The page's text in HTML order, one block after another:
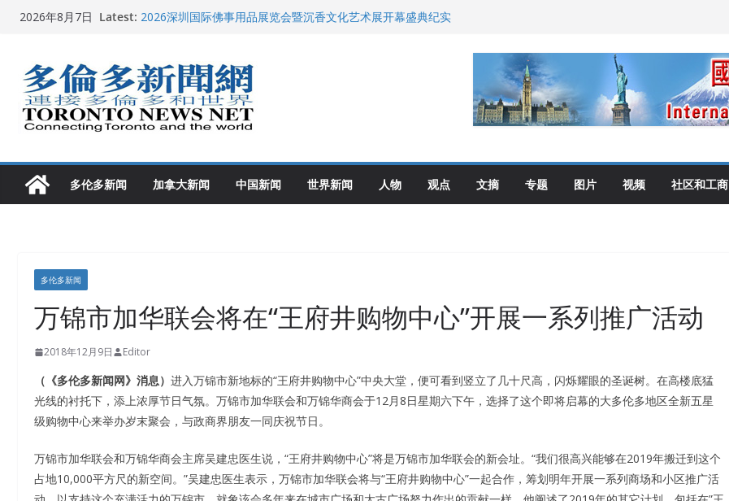
Skip2026年8月7日 Latest: 2026深圳国际佛事用品展览会暨沉香文化艺术展开幕盛典纪实
2026加拿大青少年儿童绘画比赛颁奖典礼多伦多举行
龚晓华参加多伦多骄傲大游行 与市民分享竞选理念
多伦多市长选举拉开帷幕 多名华人候选人宣布角逐
多伦多新闻 加拿大新闻 中国新闻 世界新闻 人物 观点 文摘 专题 图片 视频 社区和工商
多伦多新闻
万锦市加华联会将在“王府井购物中心”开展一系列推广活动
2018年12月9日 Editor
（《多伦多新闻网》消息） 进入万锦市新地标的“王府井购物中心”中央大堂，便可看到竖立了几十尺高，闪烁耀眼的圣诞树。在高楼底猛
光线的衬托下，添上浓厚节日气氛。万锦市加华联会和万锦华商会于12月8日星期六下午，选择了这个即将启幕的大多伦多地区全新五星
级购物中心来举办岁末聚会，与政商界朋友一同庆祝节日。
万锦市加华联会和万锦华商会主席吴建忠医生说，“王府井购物中心”将是万锦市加华联会的新会址。“我们很高兴能够在2019年搬迁到这个
占地10,000平方尺的新空间。”吴建忠医生表示，万锦市加华联会将与“王府井购物中心”一起合作，筹划明年开展一系列商场和小区推广活